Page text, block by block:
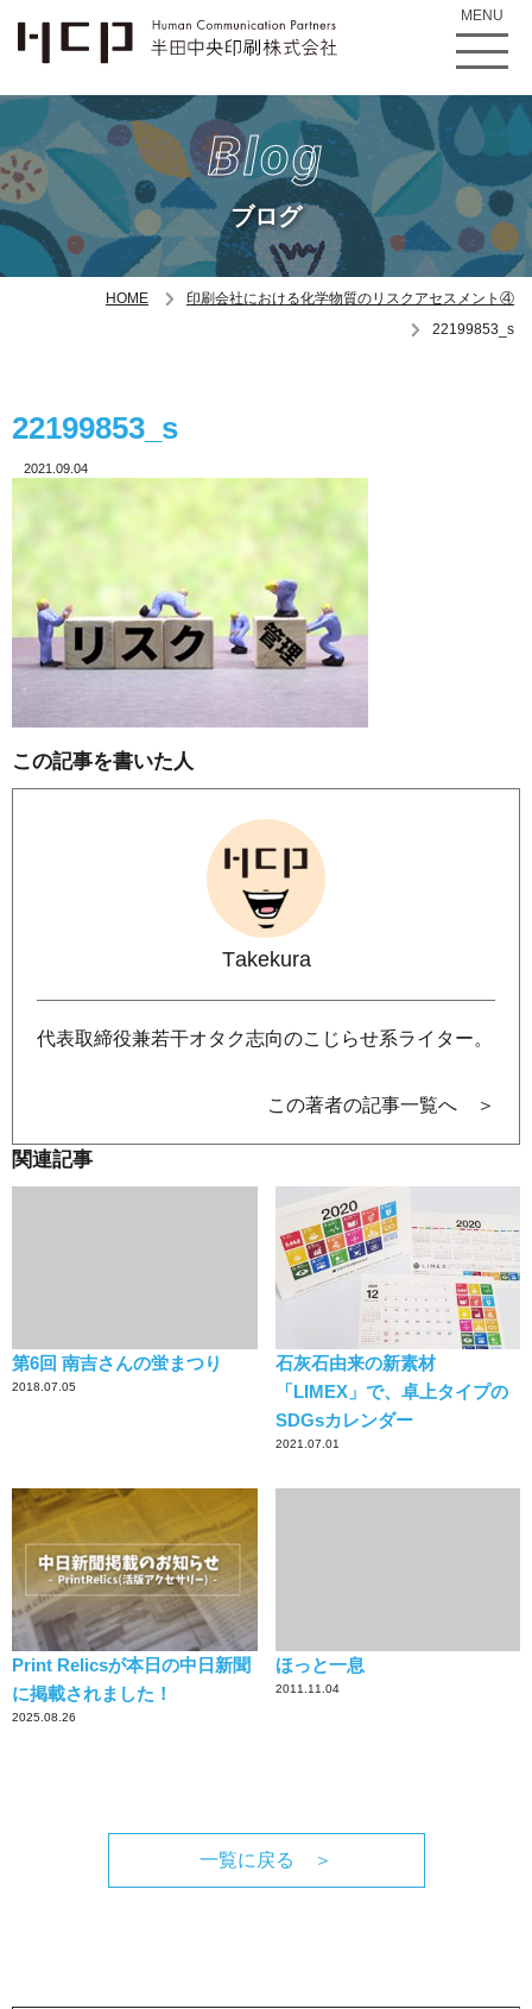
MENU
Blog
ブログ
HOME
印刷会社における化学物質のリスクアセスメント④
22199853_s
22199853_s
2021.09.04
この記事を書いた人
Takekura
代表取締役兼若干オタク志向のこじらせ系ライター。
この著者の記事一覧へ ＞
関連記事
第6回 南吉さんの蛍まつり
2018.07.05
石灰石由来の新素材
「LIMEX」で、卓上タイプの
SDGsカレンダー
2021.07.01
Print Relicsが本日の中日新聞
に掲載されました！
2025.08.26
ほっと一息
2011.11.04
一覧に戻る ＞